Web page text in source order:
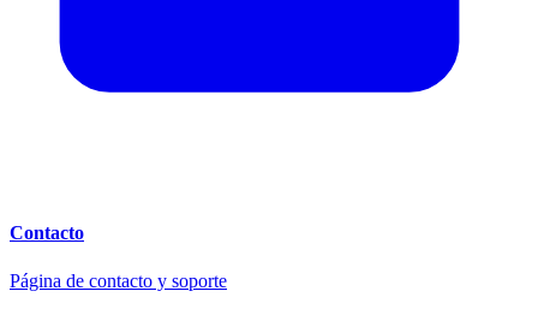
Contacto
Página de contacto y soporte